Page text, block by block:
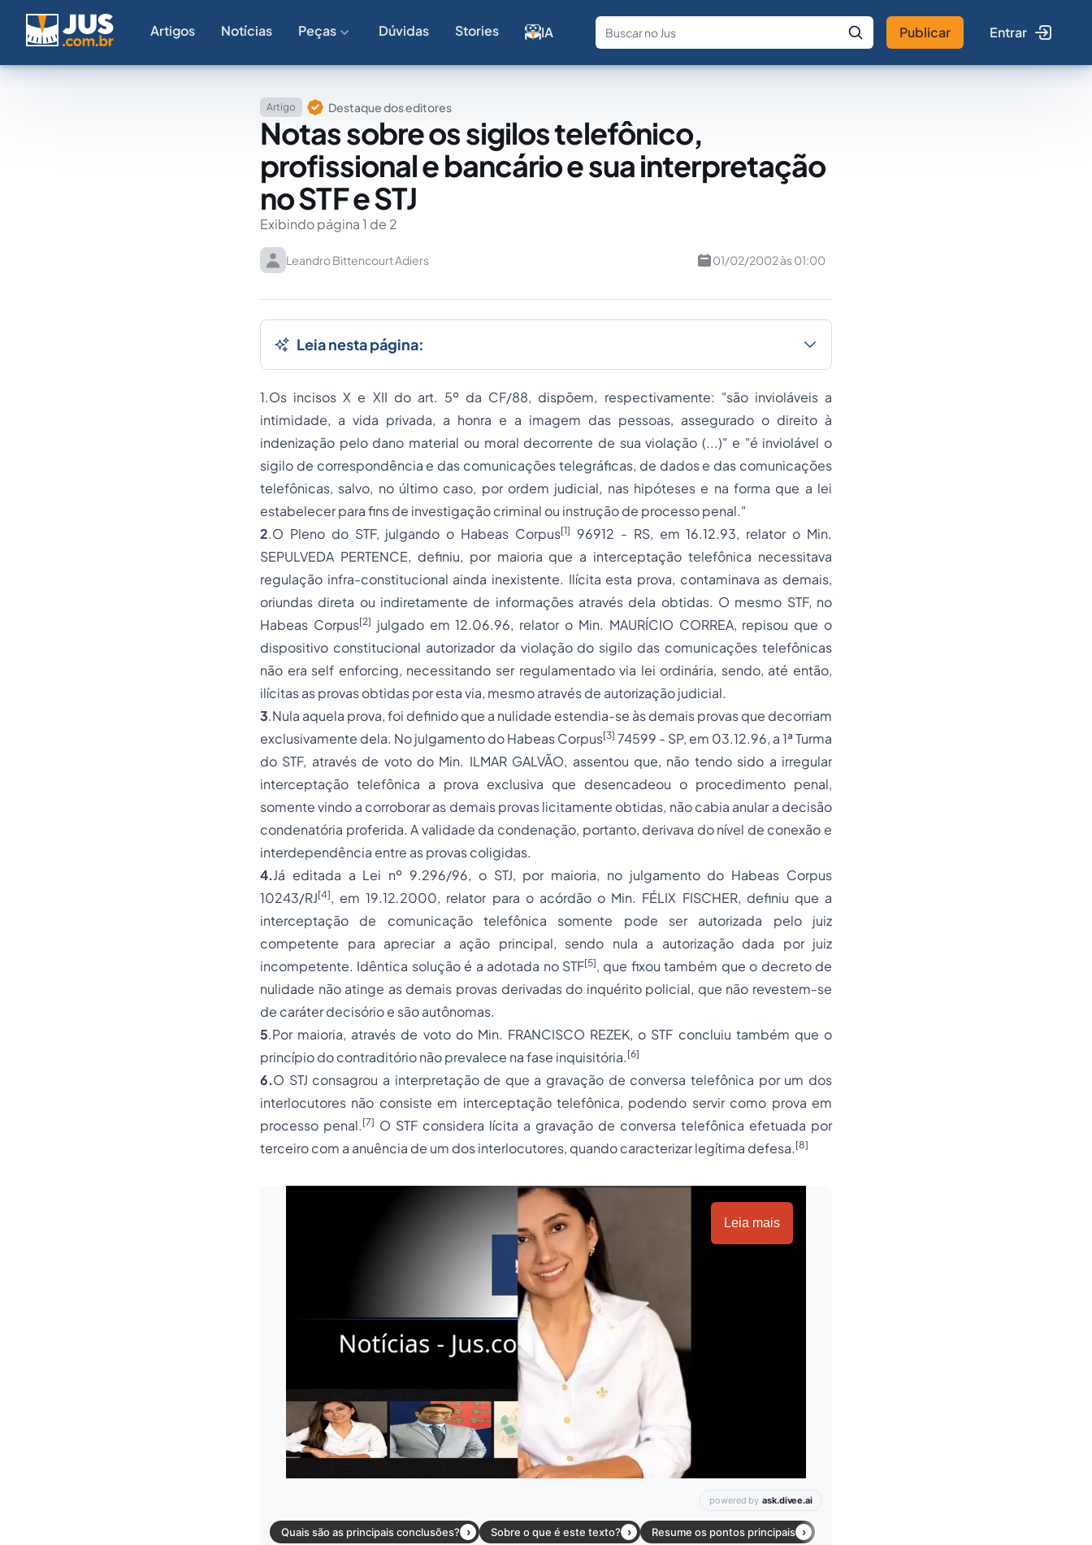
Artigos Notícias Peças Dúvidas Stories IA
Fale com a IA Buscar no Jus
Publicar Entrar
Artigo Destaque dos editores
Notas sobre os sigilos telefônico,
profissional e bancário e sua interpretação
no STF e STJ
Exibindo página 1 de 2
Leandro Bittencourt Adiers 01/02/2002 às 01:00
Leia nesta página:
1.Os incisos X e XII do art. 5º da CF/88, dispõem, respectivamente: "são invioláveis a
intimidade, a vida privada, a honra e a imagem das pessoas, assegurado o direito à
indenização pelo dano material ou moral decorrente de sua violação (...)" e "é inviolável o
sigilo de correspondência e das comunicações telegráficas, de dados e das comunicações
telefônicas, salvo, no último caso, por ordem judicial, nas hipóteses e na forma que a lei
estabelecer para fins de investigação criminal ou instrução de processopenal."
2.O Pleno do STF, julgando o Habeas Corpus[1]
96912 - RS, em 16.12.93, relator o Min.
SEPULVEDA PERTENCE, definiu, por maioria que a interceptação telefônica necessitava
regulação infra-constitucional ainda inexistente. Ilícita esta prova, contaminava as demais,
oriundas direta ou indiretamente de informações através dela obtidas. O mesmo STF, no
Habeas Corpus[2] julgado em 12.06.96, relator o Min. MAURÍCIO CORREA, repisou que o
dispositivo constitucional autorizador da violação do sigilo das comunicações telefônicas
não era self enforcing, necessitando ser regulamentado via lei ordinária, sendo, até então,
ilícitas as provas obtidas por esta via, mesmo através de autorização judicial.
3.Nula aquela prova, foi definido que a nulidade estendia-se às demais provas que decorriam
exclusivamente dela. No julgamento do Habeas Corpus[3] 74599 - SP, em 03.12.96, a 1ª Turma
do STF, através de voto do Min. ILMAR GALVÃO, assentou que, não tendo sido a irregular
interceptação telefônica a prova exclusiva que desencadeou o procedimento penal,
somente vindo a corroborar as demais provas licitamente obtidas, não cabia anular a decisão
condenatória proferida. A validade da condenação, portanto, derivava do nível de conexão e
interdependência entre as provas coligidas.
4.Já editada a Lei nº 9.296/96, o STJ, por maioria, no julgamento do Habeas Corpus
10243/RJ[4], em 19.12.2000, relator para o acórdão o Min. FÉLIX FISCHER, definiu que a
interceptação de comunicação telefônica somente pode ser autorizada pelo juiz
competente para apreciar a ação principal, sendo nula a autorização dada por juiz
incompetente. Idêntica solução é a adotada no STF[5], que fixou também que o decreto de
nulidade não atinge as demais provas derivadas do inquérito policial, que não revestem-se
de caráter decisório e são autônomas.
5.Por maioria, através de voto do Min. FRANCISCO REZEK, o STF concluiu também que o
princípio do contraditório não prevalece na fase inquisitória. [6]
6.O STJ consagrou a interpretação de que a gravação de conversa telefônica por um dos
interlocutores não consiste em interceptação telefônica, podendo servir como prova em
processo penal. [7] O STF considera lícita a gravação de conversa telefônica efetuada por
terceiro com a anuência de um dos interlocutores, quando caracterizar legítima defesa. [8]
Leia mais